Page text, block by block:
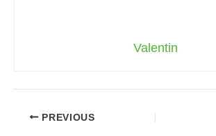
Valentin
PREVIOUS